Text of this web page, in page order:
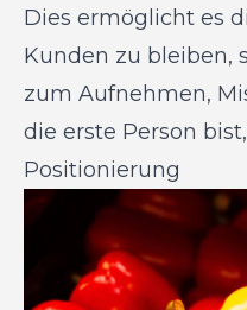
Dies ermöglicht es
Kunden zu bleiben,
zum Aufnehmen,
die erste Person
Positionierung